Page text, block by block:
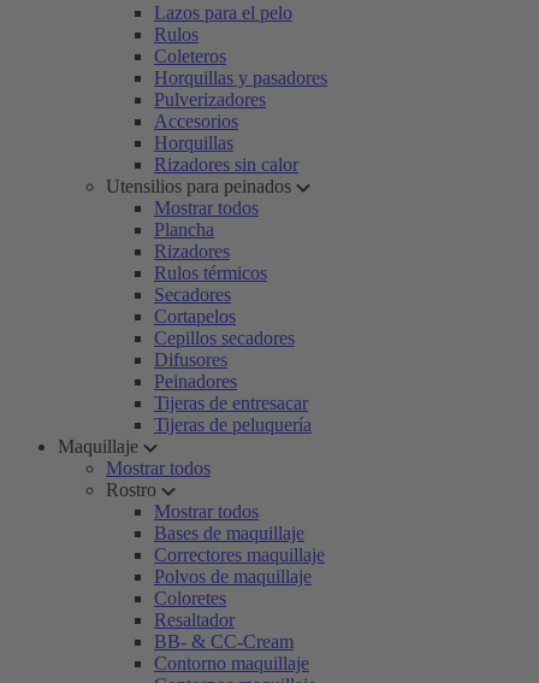
Lazos para el pelo
Rulos
Coleteros
Horquillas y pasadores
Pulverizadores
Accesorios
Horquillas
Rizadores sin calor
Utensilios para peinados
Mostrar todos
Plancha
Rizadores
Rulos térmicos
Secadores
Cortapelos
Cepillos secadores
Difusores
Peinadores
Tijeras de entresacar
Tijeras de peluquería
Maquillaje
Mostrar todos
Rostro
Mostrar todos
Bases de maquillaje
Correctores maquillaje
Polvos de maquillaje
Coloretes
Resaltador
BB- & CC-Cream
Contorno maquillaje